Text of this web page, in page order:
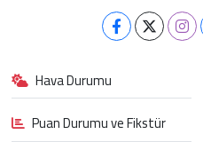
Hava Durumu
Puan Durumu ve Fikstür